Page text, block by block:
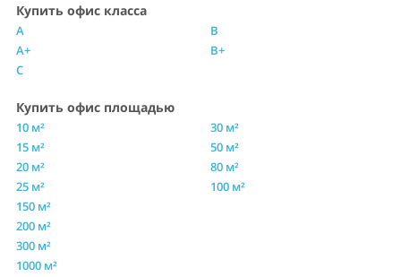
Купить офис класса
A
A+
B
B+
C
Купить офис площадью
10 м²
15 м²
20 м²
25 м²
30 м²
50 м²
80 м²
100 м²
150 м²
200 м²
300 м²
1000 м²